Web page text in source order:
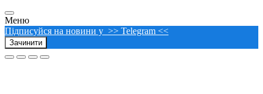
Меню
Підписуйся на новини у >> Telegram <<
Зачинити